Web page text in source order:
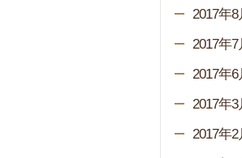
2017年8
2017年7
2017年6
2017年3
2017年2